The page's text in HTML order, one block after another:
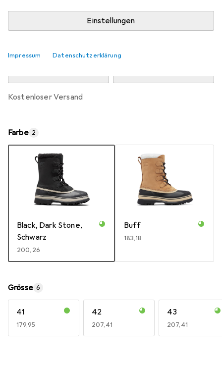
Einstellungen
Impressum Datenschutzerklärung
FR
kostenloser Versand
Farbe 2
Black, Dark Stone,
Schwarz
EUR
200,26
Buff
EUR
183,18
Grösse 6
41
EUR
179,95
42
EUR
207,41
43
EUR
207,41